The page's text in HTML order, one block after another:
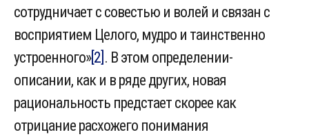
сотрудничает с совестью и волей и связан с
восприятием Целого, мудро и таинственно
устроенного»[2] . В этом определении-
описании, как и в ряде других, новая
рациональность предстает скорее как
отрицание расхожего понимания